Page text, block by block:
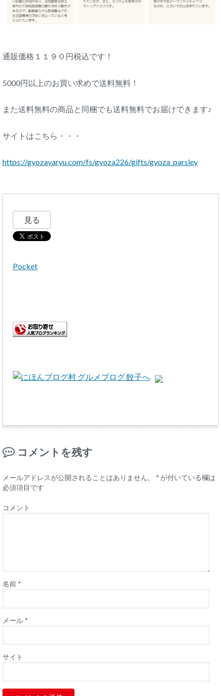
通販価格１１９０円税込です！
5000円以上のお買い求めで送料無料！
また送料無料の商品と同梱でも送料無料でお届けできます♪
サイトはこちら・・・
https://gyozayaryu.com/fs/gyoza226/gifts/gyoza_parsley
見る
Pocket
コメントを残す
メールアドレスが公開されることはありません。 * が付いている欄は
必須項目です
コメント
名前 *
メール *
サイト